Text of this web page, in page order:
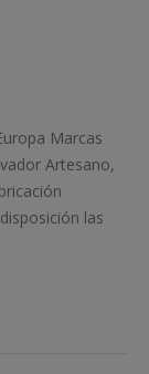
Marcas
Artesano,
las